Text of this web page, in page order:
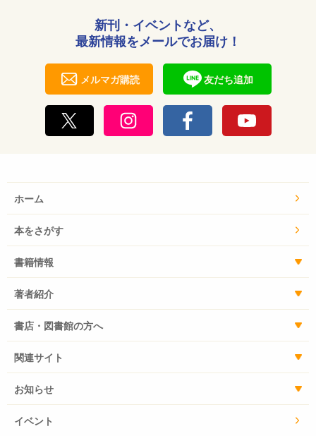
新刊・イベントなど、
最新情報をメールでお届け！
メルマガ購読 友だち追加
ホーム
本をさがす
書籍情報
著者紹介
書店・図書館の方へ
関連サイト
お知らせ
イベント